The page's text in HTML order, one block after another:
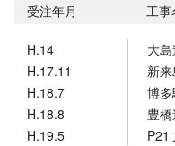
受注年月 工事
H.14
大
H.17.11
新
H.18.7
博
H.18.8
豊
H.19.5
P21